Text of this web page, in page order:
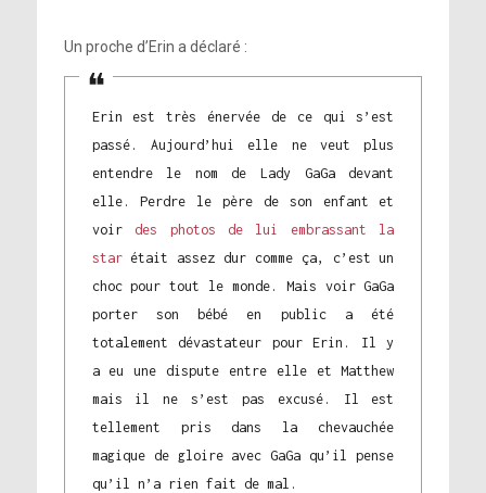
Un proche d’Erin a déclaré :
Erin est très énervée de ce qui s’est
passé. Aujourd’hui elle ne veut plus
entendre le nom de Lady GaGa devant
elle. Perdre le père de son enfant et
voir des photos de lui embrassant la
starétait assez dur comme ça, c’est un
choc pour tout le monde. Mais voir GaGa
porter son bébé en public a été
totalement dévastateur pour Erin. Il y
a eu une dispute entre elle et Matthew
mais il ne s’est pas excusé. Il est
tellement pris dans la chevauchée
magique de gloire avec GaGa qu’il pense
qu’il n’a rien fait de mal.